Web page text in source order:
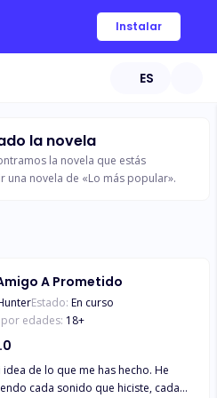
Instalar
ES
la novela
la novela que estás
una novela de «Lo más popular».
A Prometido
Estado: En curso
edades: 18+
idea de lo que me has hecho. He
cada sonido que hiciste, cada